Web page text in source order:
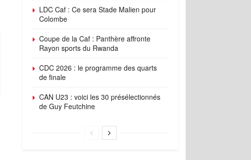
LDC Caf : Ce sera Stade Malien pour
Colombe
Coupe de la Caf : Panthère affronte
Rayon sports du Rwanda
CDC 2026 : le programme des quarts
de finale
CAN U23 : voici les 30 présélectionnés
de Guy Feutchine